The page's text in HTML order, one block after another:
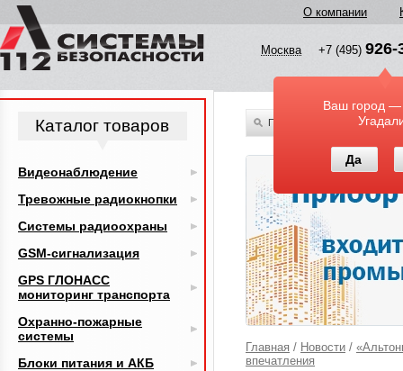
О компании
Москва +7 (495) 926-
Ваш город —
Да
По всему каталогу
Главная / Новости /
впечатления
Каталог товаров
Видеонаблюдение
Тревожные радиокнопки
Системы радиоохраны
GSM-сигнализация
GPS ГЛОНАСС
мониторинг транспорта
Охранно-пожарные
системы
Блоки питания и АКБ